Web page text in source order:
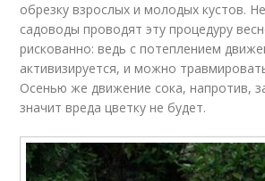
обрезку взрослых и молодых кустов.
садоводы проводят эту процедуру
рискованно: ведь с потеплением
активизируется, и можно
Осенью же движение сока, напротив,
значит вреда цветку не будет.